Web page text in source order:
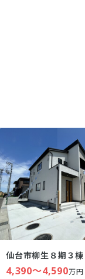
仙台市柳生８期３棟
4,390～4,590万円